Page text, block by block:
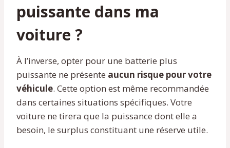
puissante dans ma
voiture ?
À l’inverse, opter pour une batterie plus
puissante ne présente aucun risque pour votre
véhicule. Cette option est même recommandée
dans certaines situations spécifiques. Votre
voiture ne tirera que la puissance dont elle a
besoin, le surplus constituant une réserve utile.